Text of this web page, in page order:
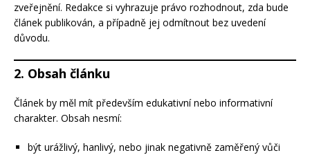
zveřejnění. Redakce si vyhrazuje právo rozhodnout, zda bude
článek publikován, a případně jej odmítnout bez uvedení
důvodu.
2. Obsah článku
Článek by měl mít především edukativní nebo informativní
charakter. Obsah nesmí:
být urážlivý, hanlivý, nebo jinak negativně zaměřený vůči